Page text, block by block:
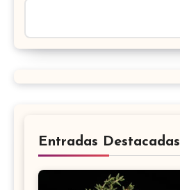
Entradas Destacadas